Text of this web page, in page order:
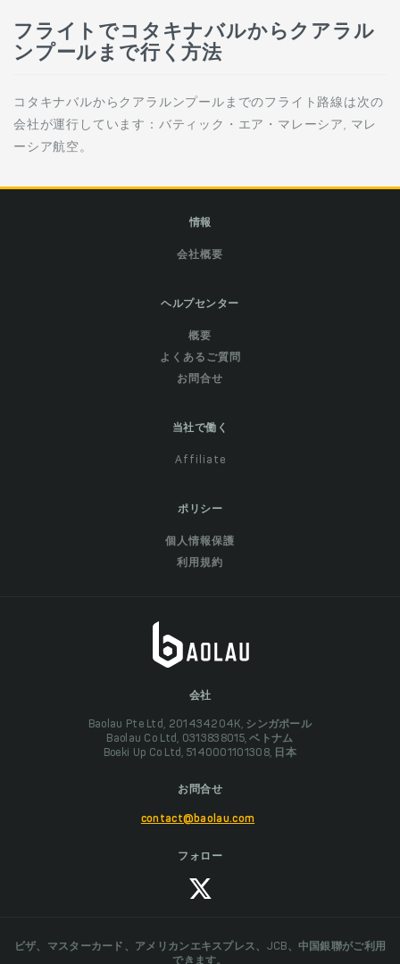
フライトでコタキナバルからクアラル
ンプールまで行く方法
コタキナバルからクアラルンプールまでのフライト路線は次の
会社が運行しています：バティック・エア・マレーシア, マレ
ーシア航空。
情報
会社概要
ヘルプセンター
概要
よくあるご質問
お問合せ
当社で働く
Affiliate
ポリシー
個人情報保護
利用規約
会社
Baolau Pte Ltd, 201434204K, シンガポール
Baolau Co Ltd, 0313838015, ベトナム
Boeki Up Co Ltd, 5140001101308, 日本
お問合せ
contact@baolau.com
フォロー
ビザ、マスターカード、アメリカンエキスプレス、JCB、中国銀聯がご利用
できます。